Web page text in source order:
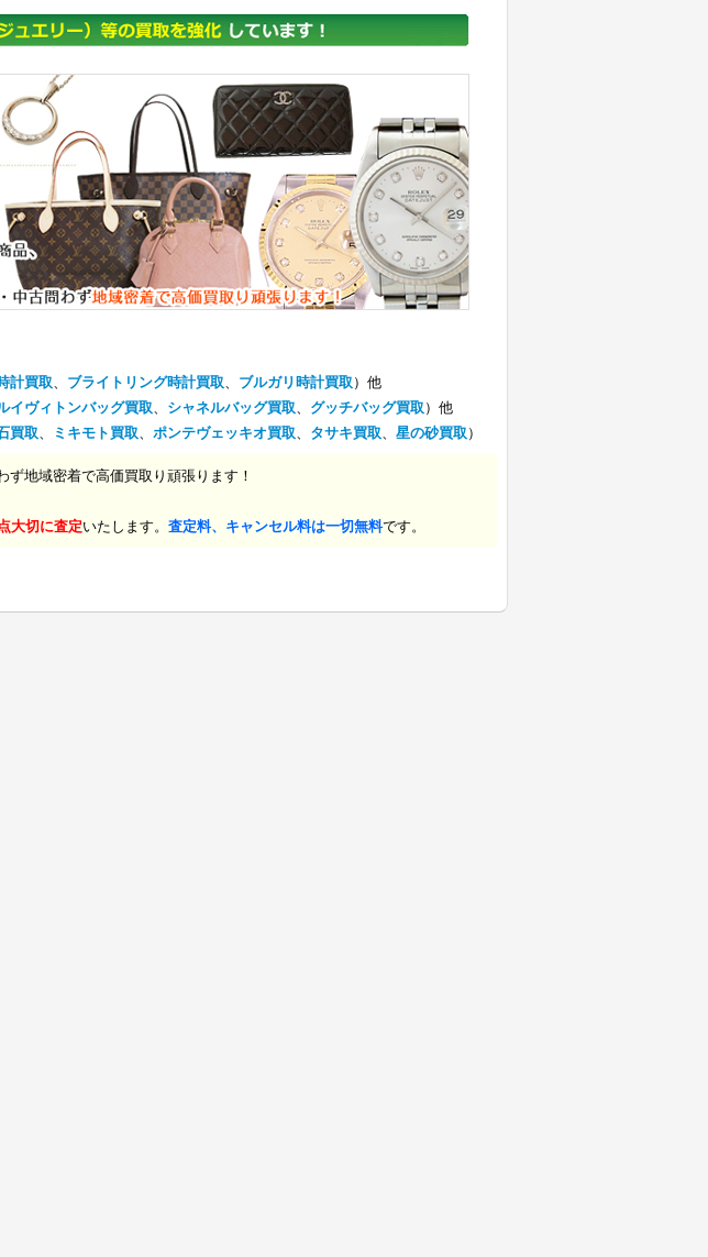
計買取、 ブライトリング時計買取、 ブルガリ時計買取 ）他
イヴィトンバッグ買取、 シャネルバッグ買取、 グッチバッグ買取 ）他
買取、 ミキモト買取、 ポンテヴェッキオ買取、 タサキ買取、 星の砂買取 ）
地域密着で高価買取り頑張ります！
大切に査定いたします。 査定料、キャンセル料は一切無料です。